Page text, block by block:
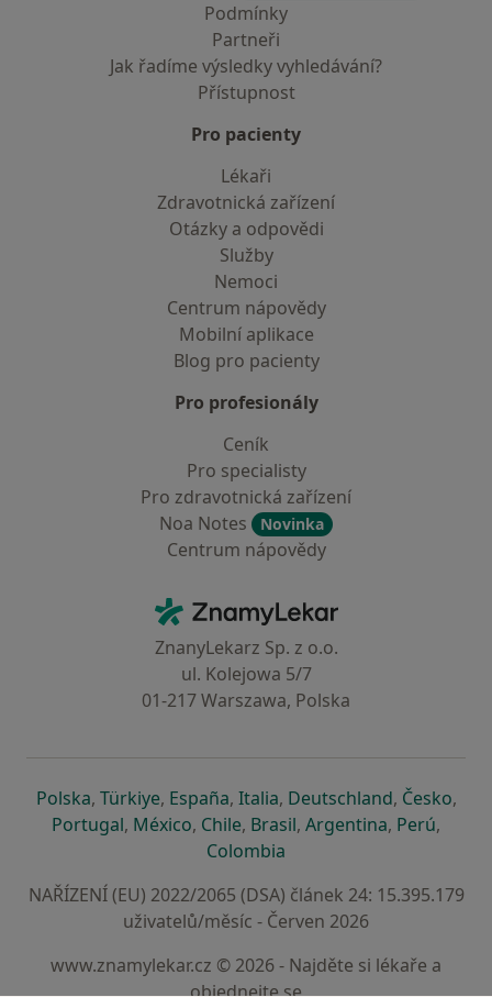
Podmínky
Partneři
Jak řadíme výsledky vyhledávání?
Přístupnost
Pro pacienty
Lékaři
Zdravotnická zařízení
Otázky a odpovědi
Služby
Nemoci
Centrum nápovědy
Mobilní aplikace
Blog pro pacienty
Pro profesionály
Ceník
Pro specialisty
Pro zdravotnická zařízení
Noa Notes
Novinka
Centrum nápovědy
ZnamyLekar - Hlavní stránka
ZnanyLekarz Sp. z o.o.
ul. Kolejowa 5/7
01-217 Warszawa, Polska
Polskase otevře v nové záložce
, Türkiyese otevře v nové záložce
, Españase otevře v nové záložce
, Italiase otevře v nové záložce
, Deutschlandse otevře v
, Českose
,
Portugalse otevře v nové záložce
, Méxicose otevře v nové záložce
, Chilese otevře v nové záložce
, Brasilse otevře v nové
, Argentinase otevře v
, Perúse
,
Colombia
NAŘÍZENÍ (EU) 2022/2065 (DSA) článek 24: 15.395.179
uživatelů/měsíc - Červen 2026
www.znamylekar.cz © 2026 - Najděte si lékaře a
objednejte se